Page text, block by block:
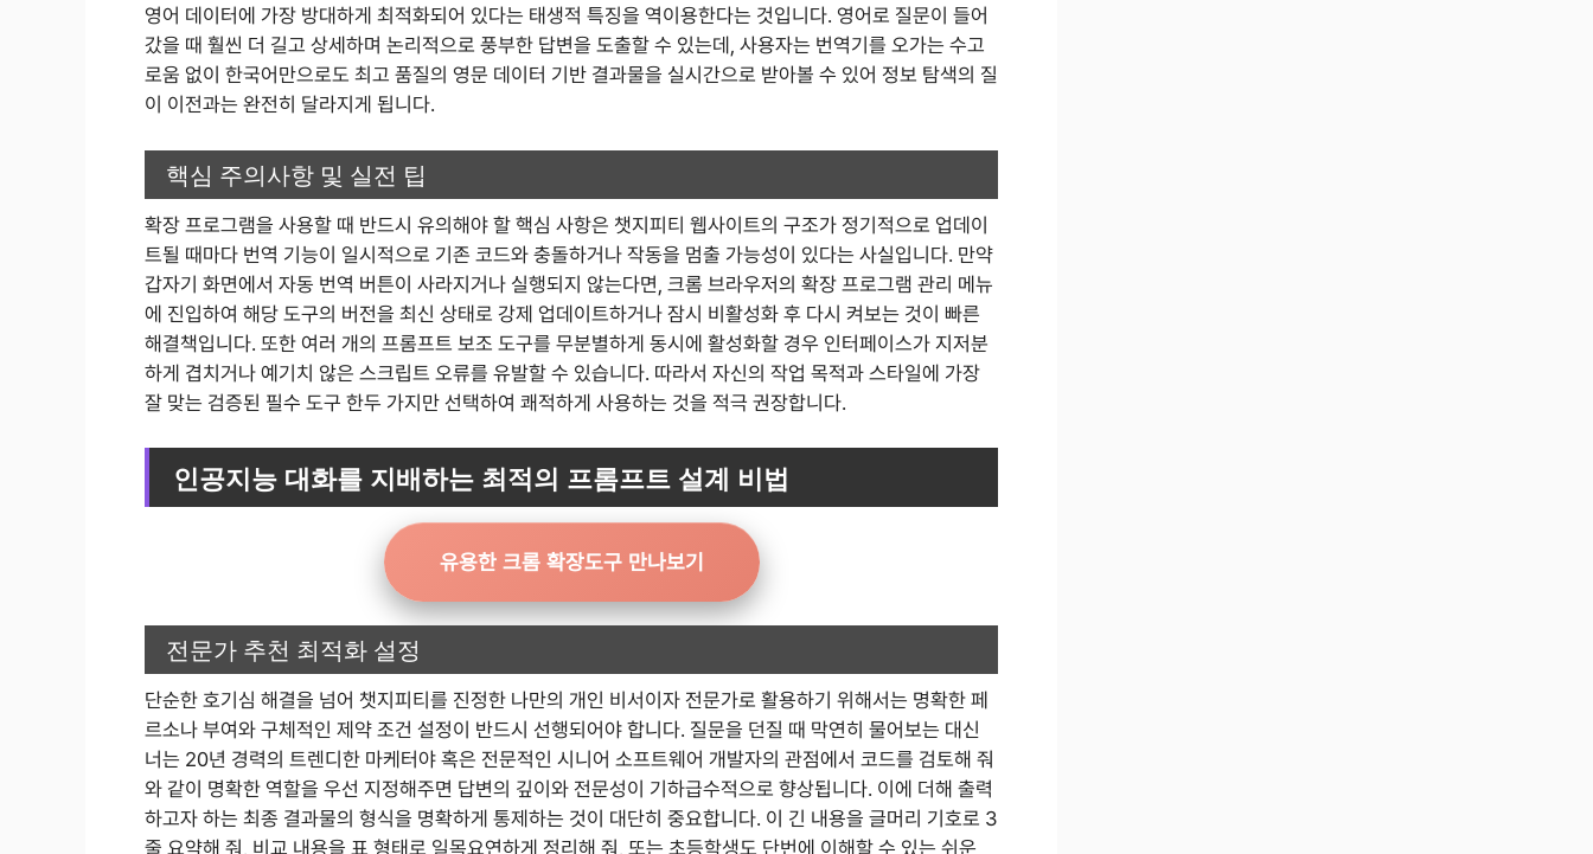
영어 데이터에 가장 방대하게 최적화되어 있다는 태생적 특징을 역이용한다는 것입니다. 영어로 질문이 들어
갔을 때 훨씬 더 길고 상세하며 논리적으로 풍부한 답변을 도출할 수 있는데, 사용자는 번역기를 오가는 수고
로움 없이 한국어만으로도 최고 품질의 영문 데이터 기반 결과물을 실시간으로 받아볼 수 있어 정보 탐색의 질
이 이전과는 완전히 달라지게 됩니다.
핵심 주의사항 및 실전 팁
확장 프로그램을 사용할 때 반드시 유의해야 할 핵심 사항은 챗지피티 웹사이트의 구조가 정기적으로 업데이
트될 때마다 번역 기능이 일시적으로 기존 코드와 충돌하거나 작동을 멈출 가능성이 있다는 사실입니다. 만약
갑자기 화면에서 자동 번역 버튼이 사라지거나 실행되지 않는다면, 크롬 브라우저의 확장 프로그램 관리 메뉴
에 진입하여 해당 도구의 버전을 최신 상태로 강제 업데이트하거나 잠시 비활성화 후 다시 켜보는 것이 빠른
해결책입니다. 또한 여러 개의 프롬프트 보조 도구를 무분별하게 동시에 활성화할 경우 인터페이스가 지저분
하게 겹치거나 예기치 않은 스크립트 오류를 유발할 수 있습니다. 따라서 자신의 작업 목적과 스타일에 가장
잘 맞는 검증된 필수 도구 한두 가지만 선택하여 쾌적하게 사용하는 것을 적극 권장합니다.
인공지능 대화를 지배하는 최적의 프롬프트 설계 비법
유용한 크롬 확장도구 만나보기
전문가 추천 최적화 설정
단순한 호기심 해결을 넘어 챗지피티를 진정한 나만의 개인 비서이자 전문가로 활용하기 위해서는 명확한 페
르소나 부여와 구체적인 제약 조건 설정이 반드시 선행되어야 합니다. 질문을 던질 때 막연히 물어보는 대신
너는 20년 경력의 트렌디한 마케터야 혹은 전문적인 시니어 소프트웨어 개발자의 관점에서 코드를 검토해 줘
와 같이 명확한 역할을 우선 지정해주면 답변의 깊이와 전문성이 기하급수적으로 향상됩니다. 이에 더해 출력
하고자 하는 최종 결과물의 형식을 명확하게 통제하는 것이 대단히 중요합니다. 이 긴 내용을 글머리 기호로 3
줄 요약해 줘, 비교 내용을 표 형태로 일목요연하게 정리해 줘, 또는 초등학생도 단번에 이해할 수 있는 쉬운